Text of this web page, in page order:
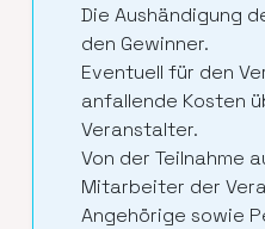
Die Aushändigung
den Gewinner.
Eventuell für den
anfallende Kosten
Veranstalter.
Von der Teilnahme
Mitarbeiter der
Angehörige sowie